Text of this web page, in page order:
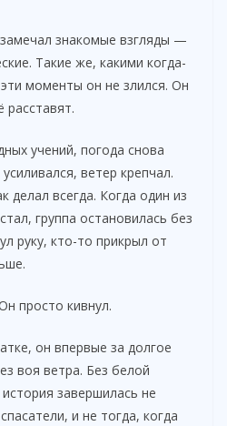
знакомые взгляды —
Такие же, какими когда-
моменты он не злился. Он
расставят.
учений, погода снова
ветер крепчал.
делал всегда. Когда один из
группа остановилась без
руку, кто-то прикрыл от
просто кивнул.
он впервые за долгое
воя ветра. Без белой
завершилась не
и не тогда, когда